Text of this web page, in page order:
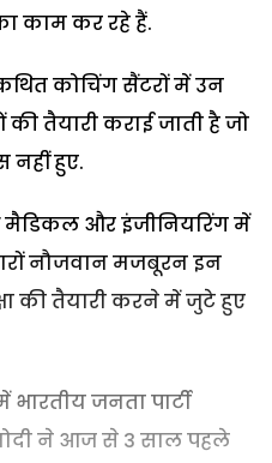
काम कर रहे हैं.
कोचिंग सैंटरों में उन
की तैयारी कराई जाती है जो
नहीं हुए.
मैडिकल और इंजीनियरिंग में
नौजवान मजबूरन इन
की तैयारी करने में जुटे हुए
जनता पार्टी
मोदी ने आज से 3 साल पहले